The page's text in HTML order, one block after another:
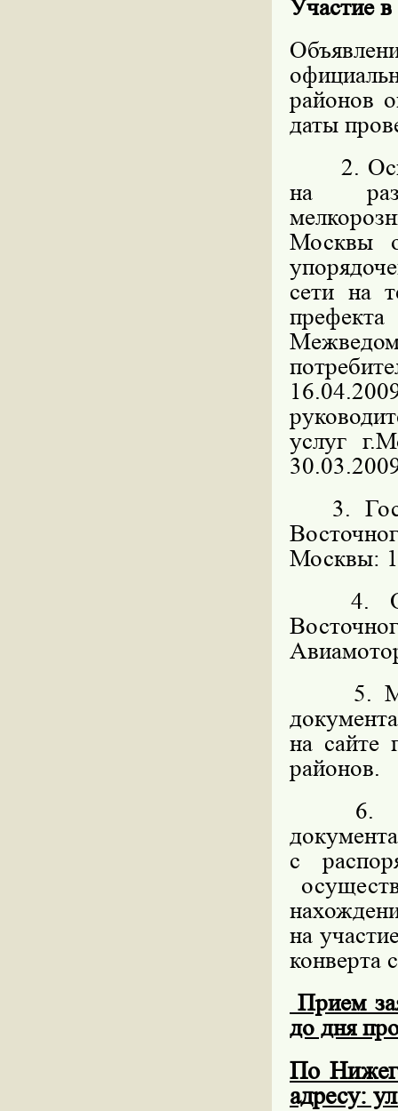
Участие в
районов
даты
2.
на
Москвы
сети на
услуг
3.
Москвы:
4.
5.
на
районов.
6.
с
на
конверта
Прием
до дня
По
адресу: